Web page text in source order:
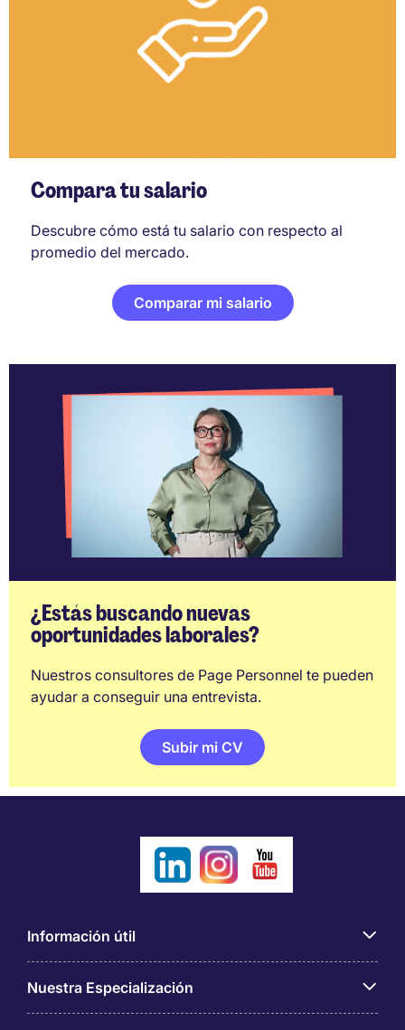
Compara tu salario
Descubre cómo está tu salario con respecto al
promedio del mercado.
Comparar mi salario
¿Estás buscando nuevas
oportunidades laborales?
Nuestros consultores de Page Personnel te pueden
ayudar a conseguir una entrevista.
Subir mi CV
Información útil
Nuestra Especialización